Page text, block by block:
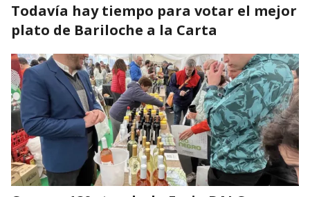
Todavía hay tiempo para votar el mejor
plato de Bariloche a la Carta